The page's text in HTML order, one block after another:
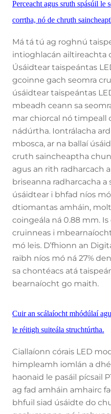
Perceacht agus sruth spásúil
corrtha, nó de chruth
Má tá tú ag roghnú
intioghlacán ailtireachta
Úsáidtear taispeántas
gcoinne gach seomra
úsáidtear taispeántas
mbeadh ceann sa
mar chiorcal nó timpeall
nádúrtha. Iontrálacha
mbosca, ar na ballaí
cruth saincheaptha
agus an rith radharcach
briseanna radharcacha a
úsáidtear i bhfad níos
dtiomantas amháin,
coingeála ná 0.88 mm.
cruinneas i
mó leis. D’fhionn an
raibh níos mó ná 27%
sa chontéacs atá
bearnaíocht go maith.
Cuir an scálaíocht mhódúlaí
le réitigh suiteála struchtúrtha.
Ciallaíonn córais LED
himpleamh iomlán a
haonaid le pasáil pícsail
ag fad amháin amhairc
bhfuil siad úsáidte do